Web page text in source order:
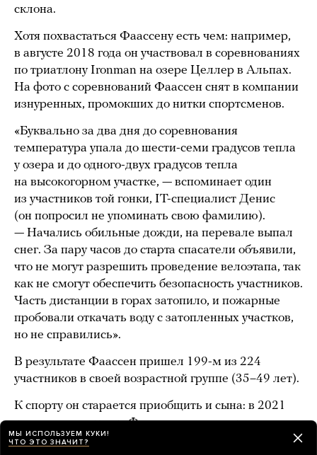
склона.
Хотя похвастаться Фаассену есть чем: например,
в августе 2018 года он участвовал в соревнованиях
по триатлону Ironman на озере Целлер в Альпах.
На фото с соревнований Фаассен снят в компании
изнуренных, промокших до нитки спортсменов.
«Буквально за два дня до соревнования
температура упала до шести-семи градусов тепла
у озера и до одного-двух градусов тепла
на высокогорном участке, — вспоминает один
из участников той гонки, IT-специалист Денис
(он попросил не упоминать свою фамилию).
— Начались обильные дожди, на перевале выпал
снег. За пару часов до старта спасатели объявили,
что не могут разрешить проведение велоэтапа, так
как не смогут обеспечить безопасность участников.
Часть дистанции в горах затопило, и пожарные
пробовали откачать воду с затопленных участков,
но не справились».
В результате Фаассен пришел 199-м из 224
участников в своей возрастной группе (35–49 лет).
К спорту он старается приобщить и сына: в 2021
году восьмилетнего Фаассена-младшего заявили
на километровый забег Starkids в одном
МЫ ИСПОЛЬЗУЕМ КУКИ!
ЧТО ЭТО ЗНАЧИТ?